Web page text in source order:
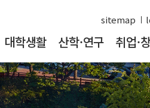
sitemap
대학생활 산학·연구 취업·